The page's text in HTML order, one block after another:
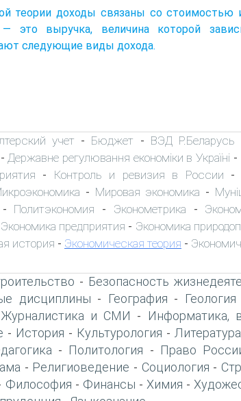
теории доходы связаны со
это выручка, величина которой
следующие виды дохода.
учет - Бюджет - ВЭД Р.Беларусь
- Державне регулювання економіки в Україні -
- Контроль и ревизия в России
- Мировая экономика -
- Политэкономия - Эконометрика -
Экономика предприятия - Экономика
история - Экономическая теория -
- Безопасность
дисциплины - География - Геология
Журналистика и СМИ -
Информатика,
- История - Культурология - Литература
- Политология -
Право
- Религиоведение - Социология -
Философия - Финансы - Химия -